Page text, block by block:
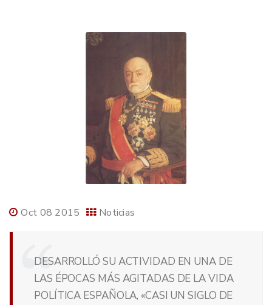
Oct 08 2015 Noticias
DESARROLLÓ SU ACTIVIDAD EN UNA DE
LAS ÉPOCAS MÁS AGITADAS DE LA VIDA
POLÍTICA ESPAÑOLA, «CASI UN SIGLO DE